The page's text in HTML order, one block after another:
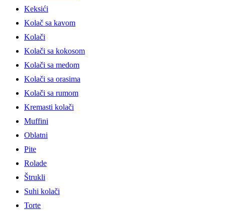
Keksići
Kolač sa kavom
Kolači
Kolači sa kokosom
Kolači sa medom
Kolači sa orasima
Kolači sa rumom
Kremasti kolači
Muffini
Oblatni
Pite
Rolade
Štrukli
Suhi kolači
Torte